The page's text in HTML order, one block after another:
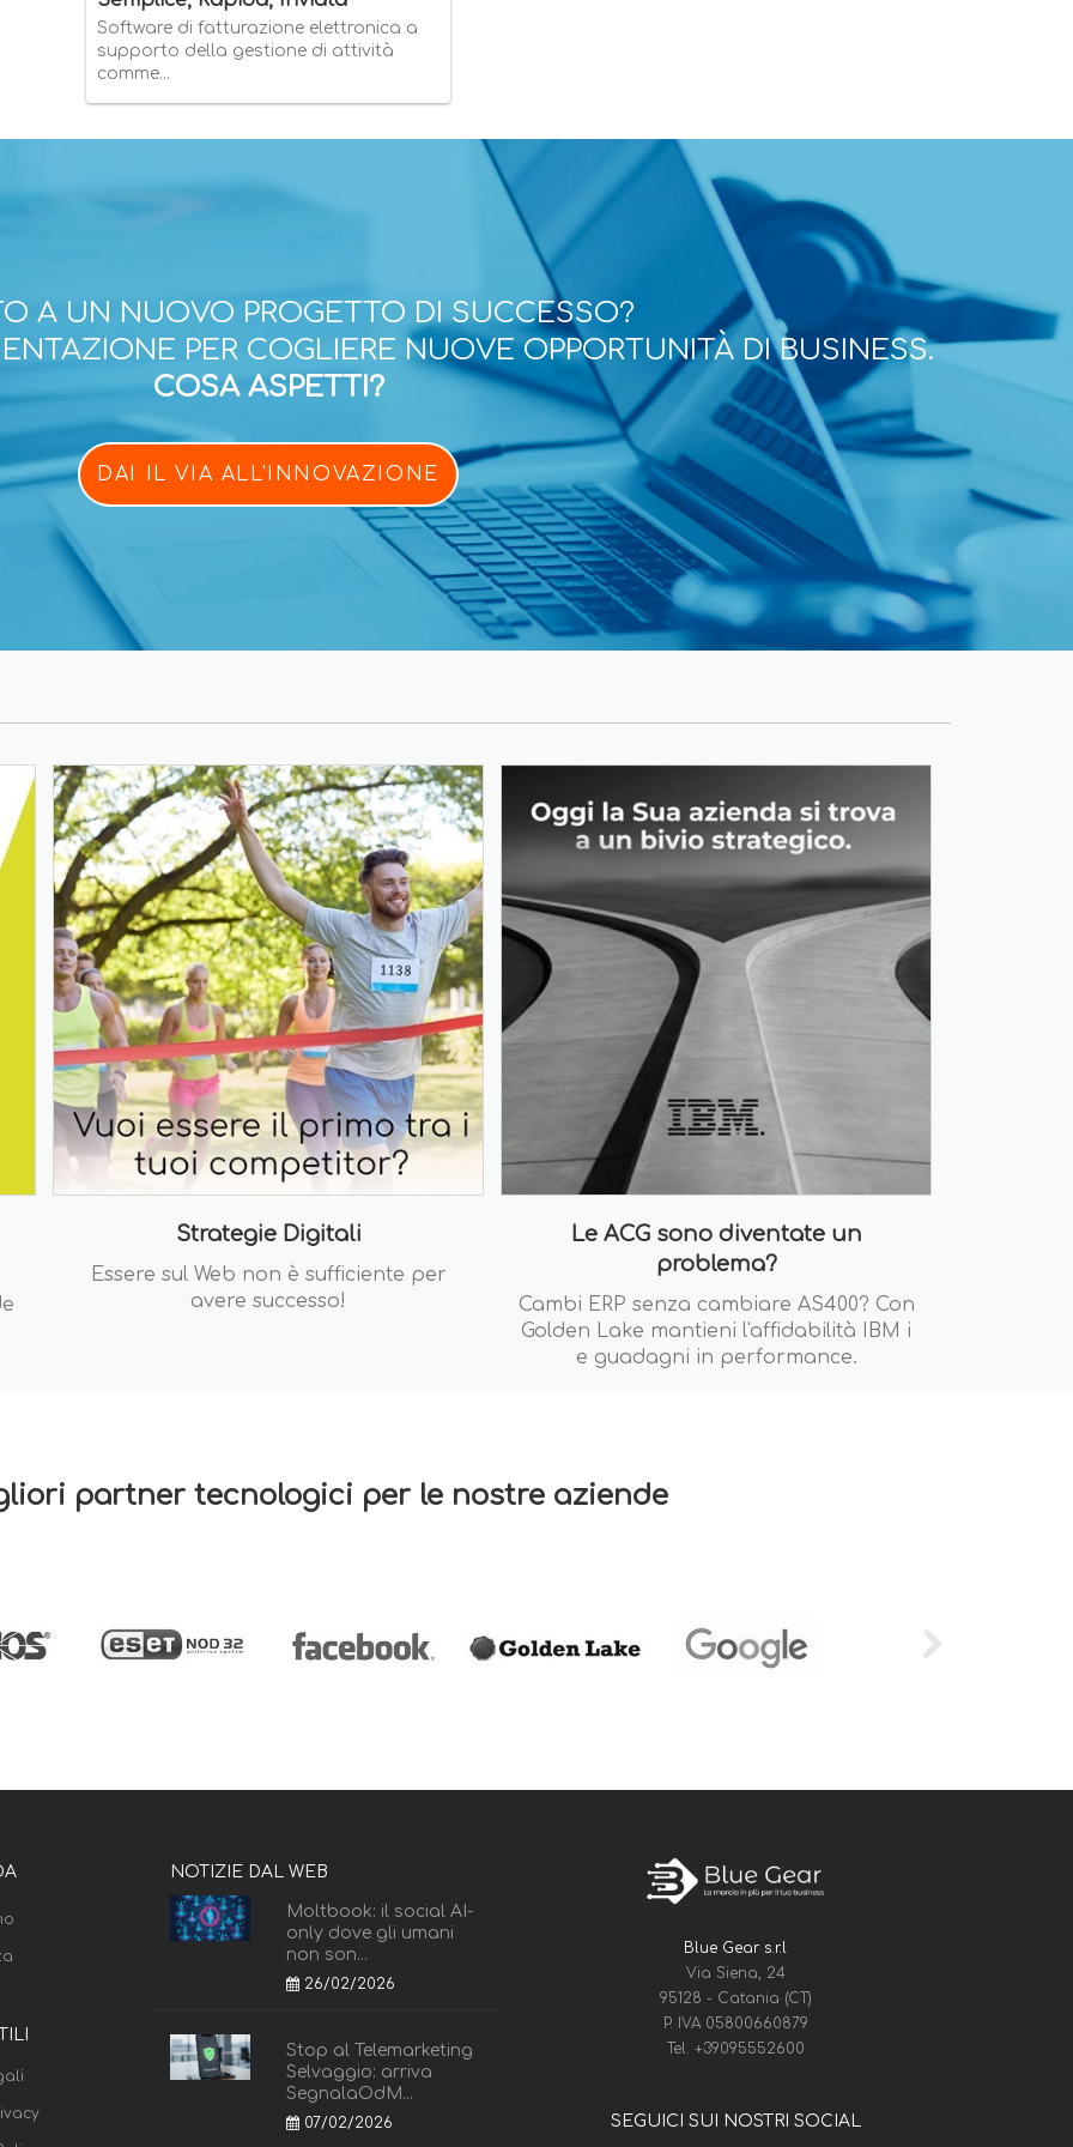
Software di fatturazione elettronica a
supporto della gestione di attività
comme...
A UN NUOVO PROGETTO DI SUCCESSO?
PER COGLIERE NUOVE OPPORTUNITÀ DI BUSINESS.
COSA ASPETTI?
DAI IL VIA ALL'INNOVAZIONE
Strategie Digitali
Essere sul Web non è sufficiente per
avere successo!
Le ACG sono diventate un
problema?
Cambi ERP senza cambiare AS400? Con
Golden Lake mantieni l'affidabilità IBM i
e guadagni in performance.
partner tecnologici per le nostre aziende
NOTIZIE DAL WEB
Moltbook: il social AI-
only dove gli umani
non son...
26/02/2026
Stop al Telemarketing
Selvaggio: arriva
SegnalaOdM...
07/02/2026
Blue Gear s.r.l
Via Siena, 24
95128 - Catania (CT)
P. IVA 05800660879
Tel. +39095552600
SEGUICI SUI NOSTRI SOCIAL